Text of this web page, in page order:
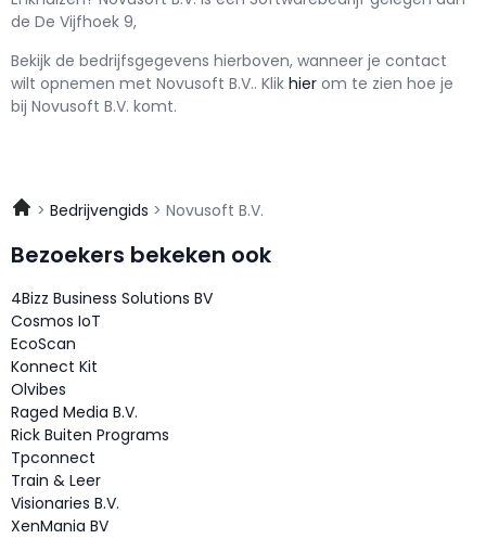
de De Vijfhoek 9,
Bekijk de bedrijfsgegevens hierboven, wanneer je contact
wilt opnemen met Novusoft B.V.. Klik hier om te zien hoe je
bij Novusoft B.V. komt.
Bedrijvengids Novusoft B.V.
Bezoekers bekeken ook
4Bizz Business Solutions BV
Cosmos IoT
EcoScan
Konnect Kit
Olvibes
Raged Media B.V.
Rick Buiten Programs
Tpconnect
Train & Leer
Visionaries B.V.
XenMania BV